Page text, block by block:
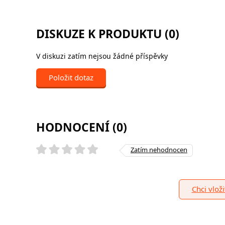
DISKUZE K PRODUKTU (0)
V diskuzi zatím nejsou žádné příspěvky
Položit dotaz
HODNOCENÍ (0)
Zatím nehodnocen
Chci